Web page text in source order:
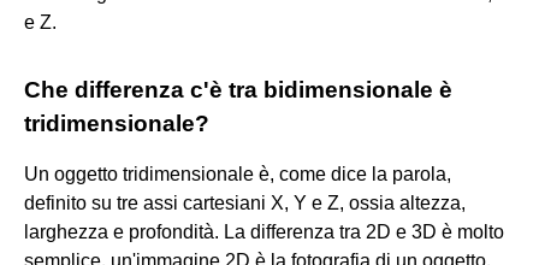
e Z.
Che differenza c'è tra bidimensionale è
tridimensionale?
Un oggetto tridimensionale è, come dice la parola,
definito su tre assi cartesiani X, Y e Z, ossia altezza,
larghezza e profondità. La differenza tra 2D e 3D è molto
semplice, un'immagine 2D è la fotografia di un oggetto,